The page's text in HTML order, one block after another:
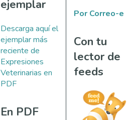
ejemplar
Descarga aquí el
ejemplar más
reciente de
Expresiones
Veterinarias en
PDF
En PDF
Por Correo-e
Con tu
lector de
feeds